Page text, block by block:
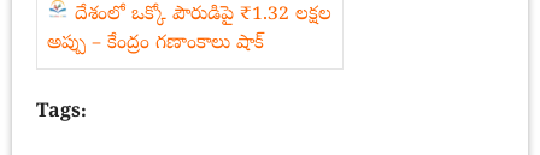
దేశంలో ఒక్కో పౌరుడిపై ₹1.32 లక్షల
అప్పు – కేంద్రం గణాంకాలు షాక్
Tags: